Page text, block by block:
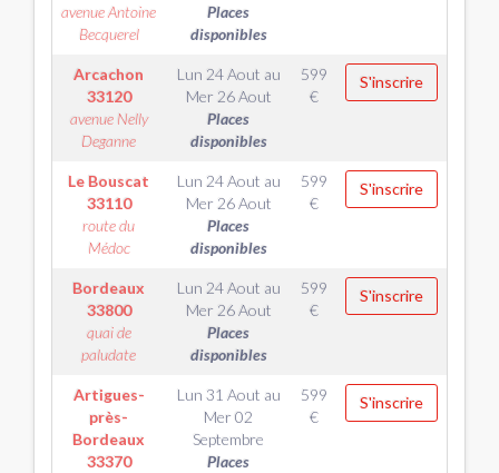
avenue Antoine
Becquerel
Places
disponibles
Arcachon
33120
avenue Nelly
Deganne
Lun 24 Aout au
Mer 26 Aout
Places
disponibles
599
€
S'inscrire
Le Bouscat
33110
route du
Médoc
Lun 24 Aout au
Mer 26 Aout
Places
disponibles
599
€
S'inscrire
Bordeaux
33800
quai de
paludate
Lun 24 Aout au
Mer 26 Aout
Places
disponibles
599
€
S'inscrire
Artigues-
près-
Bordeaux
33370
Lun 31 Aout au
Mer 02
Septembre
Places
599
€
S'inscrire